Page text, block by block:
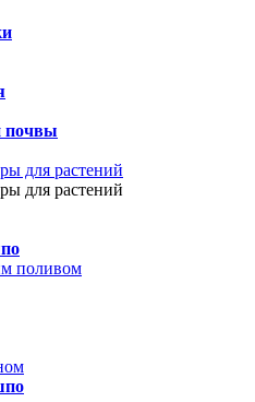
почвы
для растений
для растений
поливом